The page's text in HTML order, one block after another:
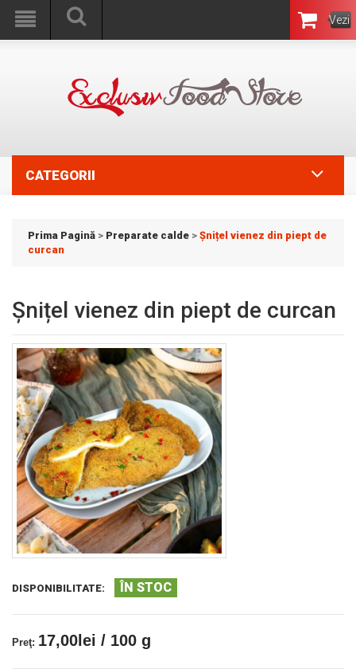
Vezi
Coşul
CATEGORII
Prima Pagină > Preparate calde > Șnițel vienez din piept de
curcan
Șnițel vienez din piept de curcan
DISPONIBILITATE: ÎN STOC
Preţ: 17,00lei / 100 g